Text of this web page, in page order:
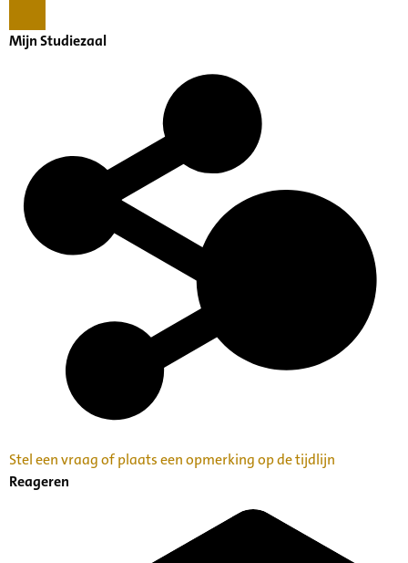
Mijn Studiezaal
Stel een vraag of plaats een opmerking op de tijdlijn
Reageren